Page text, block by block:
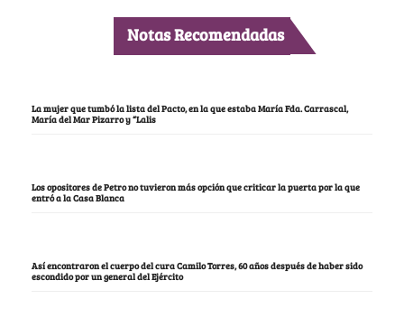
Notas Recomendadas
La mujer que tumbó la lista del Pacto, en la que estaba María Fda. Carrascal,
María del Mar Pizarro y “Lalis
Los opositores de Petro no tuvieron más opción que criticar la puerta por la que
entró a la Casa Blanca
Así encontraron el cuerpo del cura Camilo Torres, 60 años después de haber sido
escondido por un general del Ejército